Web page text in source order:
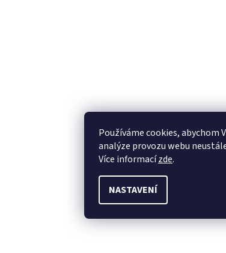
Používáme cookies,
analýze provozu webu
Více informacízde.
NASTAVENÍ